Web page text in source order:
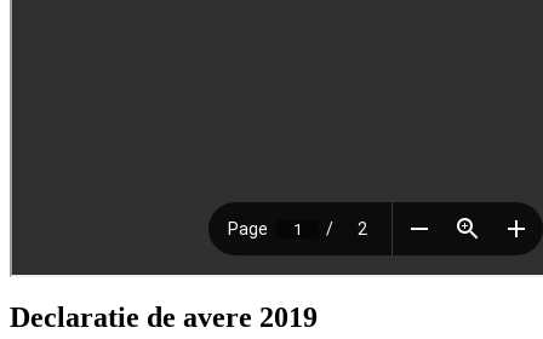
Declaratie de avere 2019